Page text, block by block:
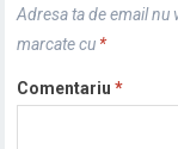
Adresa ta de email nu
marcate cu *
Comentariu*